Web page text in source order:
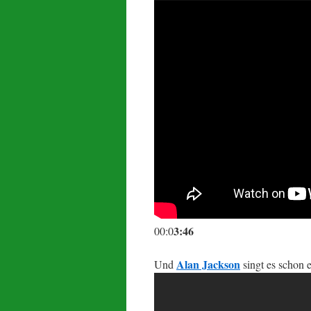
00:03:46
Und Alan Jacksonsingt es schon